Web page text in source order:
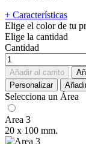
+ Características
Elige el color de tu
Elige la cantidad
Cantidad
Añadir al carrito
Personalizar
Selecciona un Área
Area 3
20 x 100 mm.